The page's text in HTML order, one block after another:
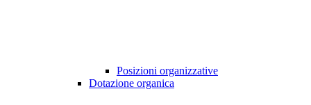
Posizioni organizzative
Dotazione organica